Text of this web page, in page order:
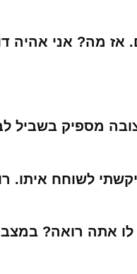
כל המשקל הזה ואחר כך עוד 3 שנים לתקן את
מספיק בשביל
לשוחח איתו.
אתה רואה?